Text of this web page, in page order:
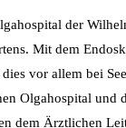
der
Mit dem
vor allem bei
Olgahospital
dem Ärztlichen